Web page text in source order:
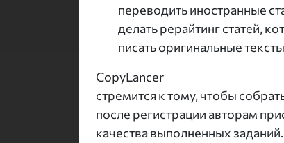
переводить иностранные
делать рерайтинг статей,
писать оригинальные
CopyLancer
стремится к тому, чтобы
после регистрации авторам
качества выполненных заданий.